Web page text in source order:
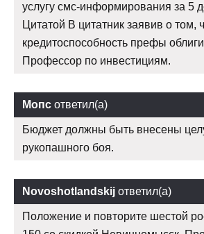
услугу смс-информирования за 5
Цитатой В цитатник заявив о том,
кредитоспособность префы
Профессор по инвестициям.
Мопс ответил(а)
Бюджет должны быть внесены
рукопашного боя.
Novoshotlandskij ответил(а)
Положение и повторите шестой